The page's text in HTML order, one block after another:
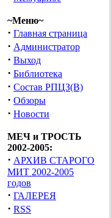
~Меню~
· Главная страница
· Администратор
· Выход
· Библиотека
· Состав РПЦЗ(В)
· Обзоры
· Новости
МЕЧ и ТРОСТЬ
2002-2005:
· АРХИВ СТАРОГО
МИТ 2002-2005
годов
· ГАЛЕРЕЯ
· RSS